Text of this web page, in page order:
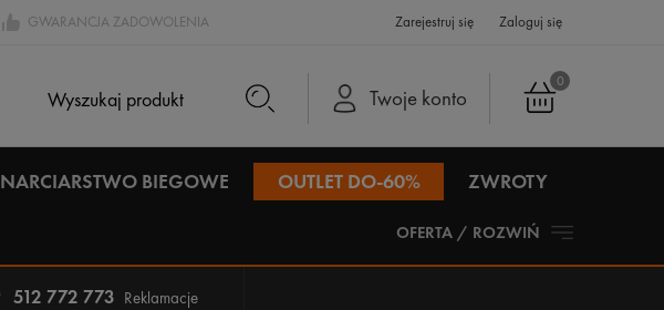
GWARANCJA ZADOWOLENIA Zarejestruj się Zaloguj się
0
Twoje konto
NARCIARSTWO BIEGOWE OUTLET DO-60% ZWROTY
OFERTA / ROZWIŃ
512 772 773 Reklamacje